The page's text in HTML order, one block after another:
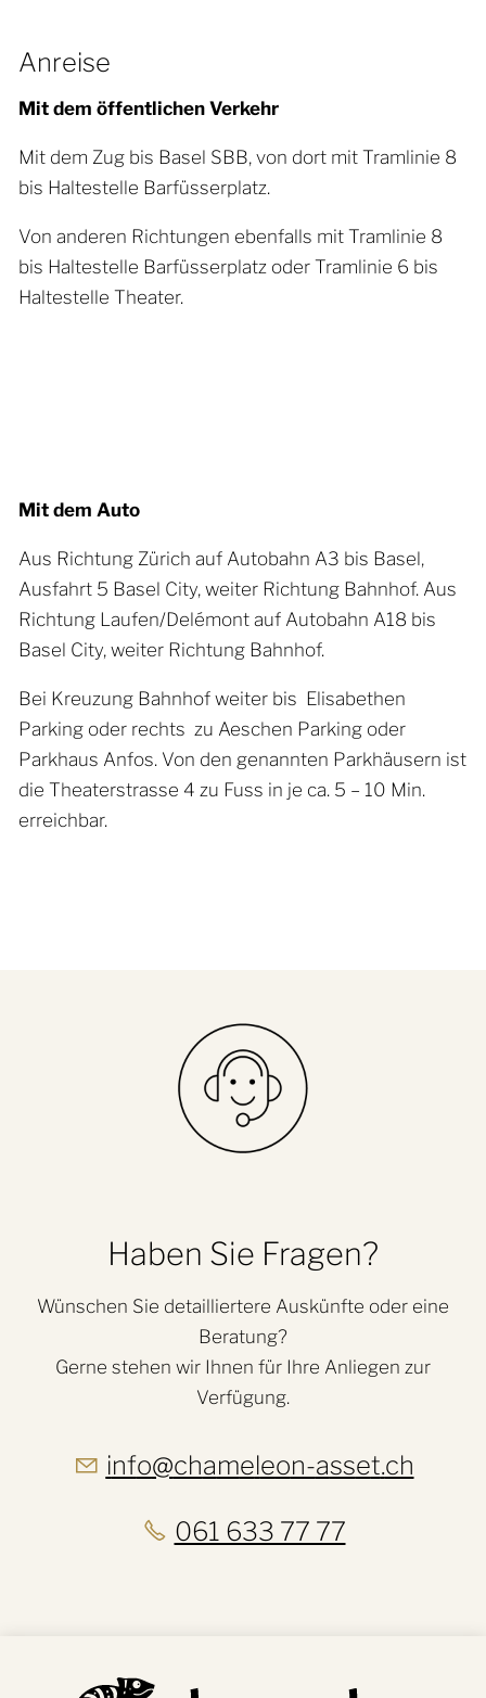
Anreise
Mit dem öffentlichen Verkehr
Mit dem Zug bis Basel SBB, von dort mit Tramlinie 8
bis Haltestelle Barfüsserplatz.
Von anderen Richtungen ebenfalls mit Tramlinie 8
bis Haltestelle Barfüsserplatz oder Tramlinie 6 bis
Haltestelle Theater.
Mit dem Auto
Aus Richtung Zürich auf Autobahn A3 bis Basel,
Ausfahrt 5 Basel City, weiter Richtung Bahnhof. Aus
Richtung Laufen/Delémont auf Autobahn A18 bis
Basel City, weiter Richtung Bahnhof.
Bei Kreuzung Bahnhof weiter bis Elisabethen
Parking oder rechts zu Aeschen Parking oder
Parkhaus Anfos. Von den genannten Parkhäusern ist
die Theaterstrasse 4 zu Fuss in je ca. 5 – 10 Min.
erreichbar.
Haben Sie Fragen?
Wünschen Sie detailliertere Auskünfte oder eine
Beratung?
Gerne stehen wir Ihnen für Ihre Anliegen zur
Verfügung.
nf ch m l n- ss t ch
061 633 77 77